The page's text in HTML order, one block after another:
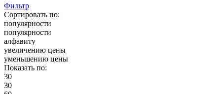
Фильтр
Сортировать по:
популярности
популярности
алфавиту
увеличению цены
уменьшению цены
Показать по:
30
30